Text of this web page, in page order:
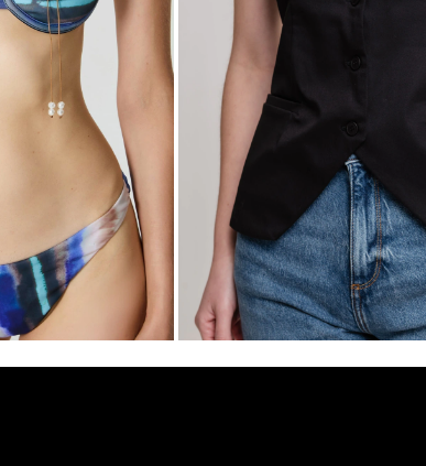
R$277,90
R$397,00
de R$138,95 sem juros
PP M G GG